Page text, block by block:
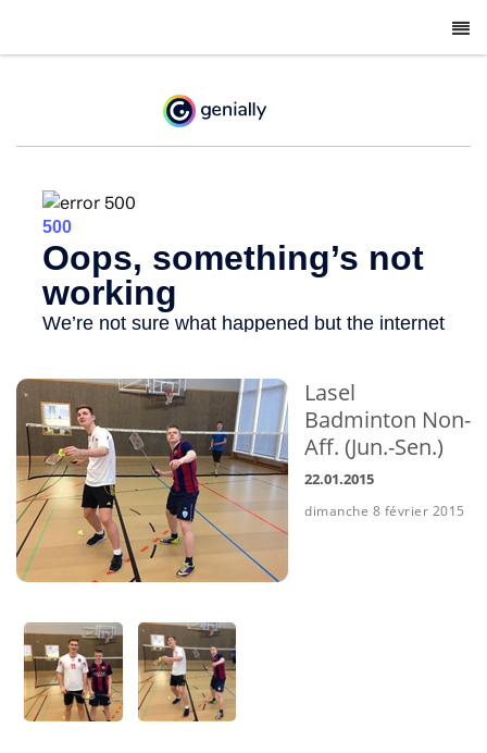
Lasel
Badminton Non-
Aff. (Jun.-Sen.)
22.01.2015
dimanche 8 février 2015